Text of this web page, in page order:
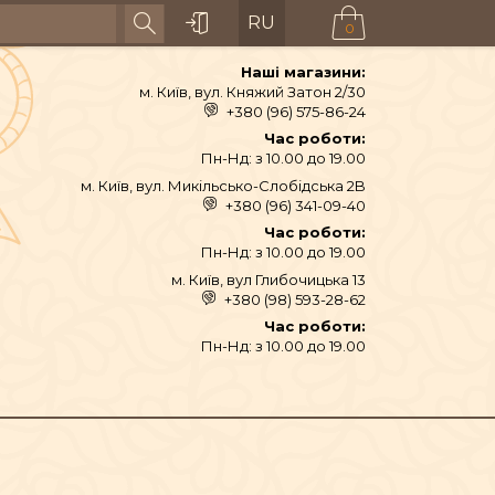
RU 0
Наші магазини:
м. Київ, вул. Княжий Затон 2/30
+380 (96) 575-86-24
Час роботи:
Пн-Нд: з 10.00 до 19.00
м. Київ, вул. Микільсько-Слобідська 2B
+380 (96) 341-09-40
Час роботи:
Пн-Нд: з 10.00 до 19.00
м. Київ, вул Глибочицька 13
+380 (98) 593-28-62
Час роботи:
Пн-Нд: з 10.00 до 19.00